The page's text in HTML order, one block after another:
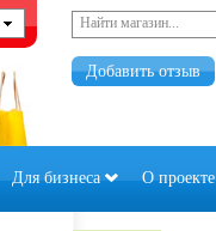
Добавить отзыв
Для бизнеса О проекте